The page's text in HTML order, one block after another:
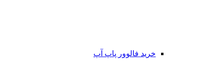
خرید فالوور پاپ آپ